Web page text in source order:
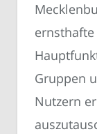
Gruppen
Nutzern